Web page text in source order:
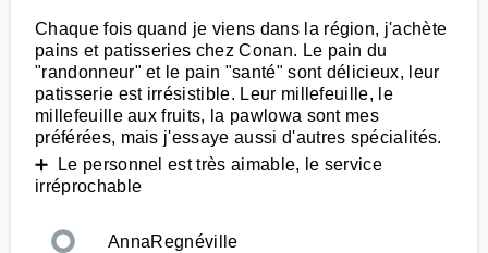
Chaque fois quand je viens dans la région, j'achète
pains et patisseries chez Conan. Le pain du
"randonneur" et le pain "santé" sont délicieux, leur
patisserie est irrésistible. Leur millefeuille, le
millefeuille aux fruits, la pawlowa sont mes
préférées, mais j'essaye aussi d'autres spécialités.
➕ Le personnel est très aimable, le service
irréprochable
AnnaRegnéville